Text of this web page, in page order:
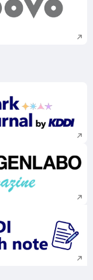
新規ウィンドウで
新規ウィンドウで
新規ウィンドウで
新規ウィンドウで